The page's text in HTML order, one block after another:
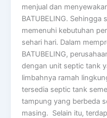
menjual dan
BATUBELING.
memenuhi kebutuhan
sehari hari. Dalam
BATUBELING,
dengan unit septic tank
limbahnya ramah
tersedia septic tank
tampung yang berbeda
masing. Selain itu,